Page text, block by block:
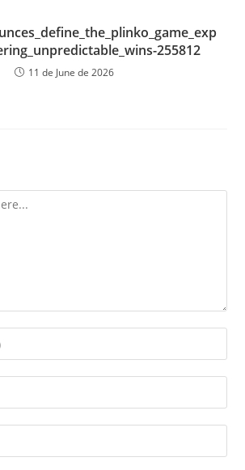
255812
11 de June de 2026